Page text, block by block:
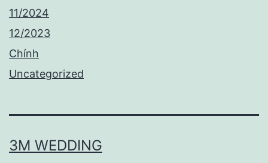
11/2024
12/2023
Chính
Uncategorized
3M WEDDING